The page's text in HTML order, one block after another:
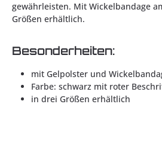
gewährleisten. Mit Wickelbandage
Größen erhältlich.
Besonderheiten:
mit Gelpolster und
Farbe: schwarz mit roter
in drei Größen erhältlich